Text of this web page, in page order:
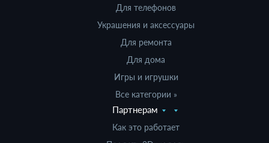
Для телефонов
Украшения и аксессуары
Для ремонта
Для дома
Игры и игрушки
Все категории »
Партнерам
Как это работает